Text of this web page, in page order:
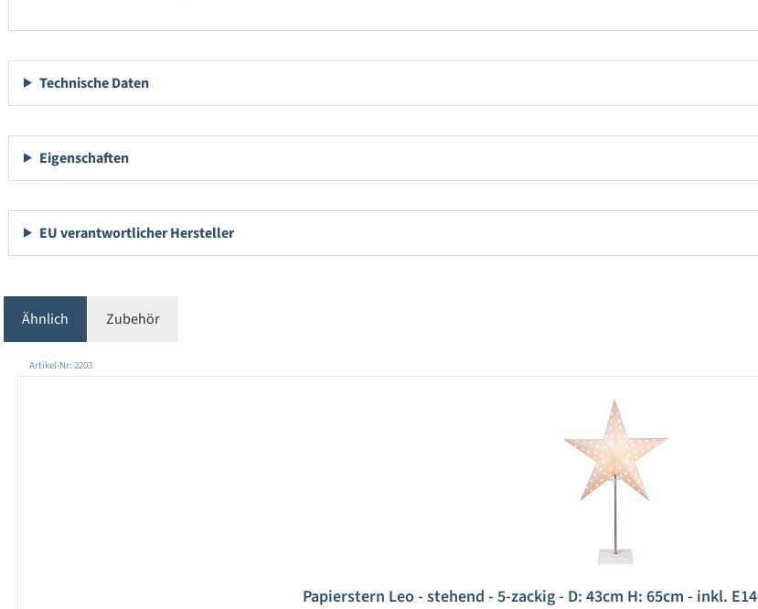
Technische Daten
Eigenschaften
EU verantwortlicher Hersteller
Ähnlich Zubehör
Produktgalerie überspringen
Artikel-Nr: 2203
Papierstern Leo - stehend - 5-zackig - D: 43cm H: 65cm - inkl.